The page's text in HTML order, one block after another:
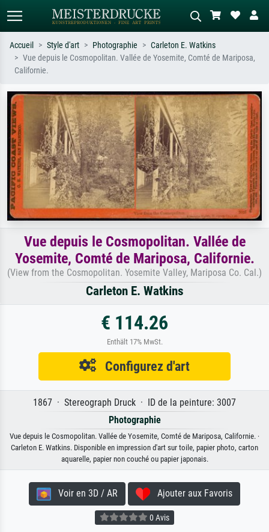
ex. Monet, Nuit étoilée,
impressionnisme, vague de Hokusai,
nu.
abstrait avec beaucoup de rouge,
tableau sombre, nu debout près d'un
arbre.
Accueil Style d'art Photographie
Carleton E. Watkins
Vue depuis le Cosmopolitan. Vallée de Yosemite, Comté de Mariposa,
Californie.
Vue depuis le Cosmopolitan. Vallée de
Yosemite, Comté de Mariposa, Californie.
(View from the Cosmopolitan. Yosemite Valley, Mariposa Co. Cal.)
Carleton E. Watkins
€ 114.26
Enthält 17% MwSt.
Configurez d'art
1867 · Stereograph Druck · ID de la peinture: 3007
Photographie
Vue depuis le Cosmopolitan. Vallée de Yosemite, Comté de Mariposa, Californie. ·
Carleton E. Watkins. Disponible en impression d'art sur toile, papier photo, carton
aquarelle, papier non couché ou papier japonais.
Voir en 3D / AR Ajouter aux Favoris
0 Avis